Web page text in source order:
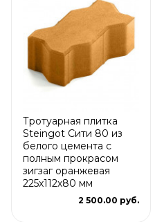
Тротуарная плитка
Steingot Сити 80 из
белого цемента с
полным прокрасом
зигзаг оранжевая
225х112х80 мм
2 500.00 руб.